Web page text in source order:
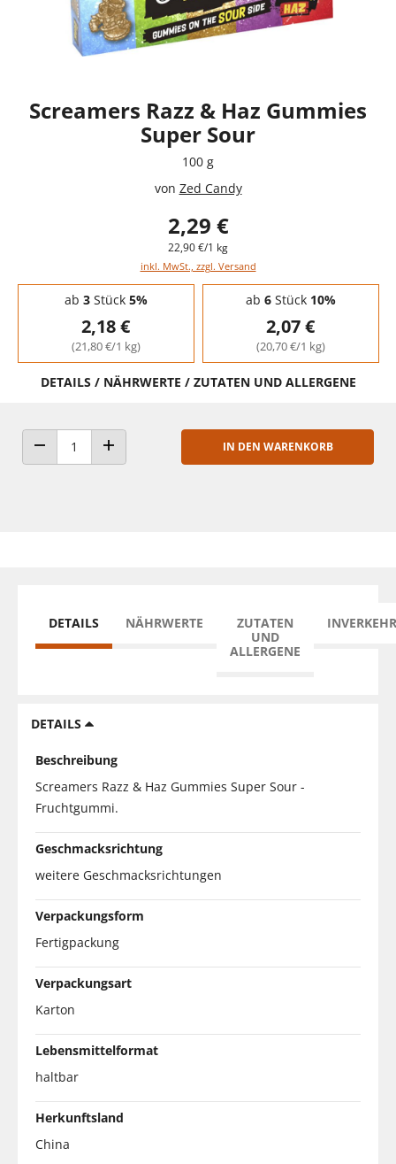
Screamers Razz & Haz Gummies
Super Sour
100 g
von Zed Candy
2,29 €
22,90 €/1 kg
inkl. MwSt., zzgl. Versand
Staffelpreise - Mengenrabatt
ab 3Stück 5%
2,18 €
(21,80 €/1 kg)
ab 6Stück 10%
2,07 €
(20,70 €/1 kg)
DETAILS / NÄHRWERTE / ZUTATEN UND ALLERGENE
ANZAHL VERRINGERNANZAHL ERHÖHEN
IN DEN WARENKORB
DETAILS NÄHRWERTE
ZUTATEN
UND
ALLERGENE
DETAILS
Beschreibung
Screamers Razz & Haz Gummies Super Sour -
Fruchtgummi.
Geschmacksrichtung
weitere Geschmacksrichtungen
Verpackungsform
Fertigpackung
Verpackungsart
Karton
Lebensmittelformat
haltbar
Herkunftsland
China